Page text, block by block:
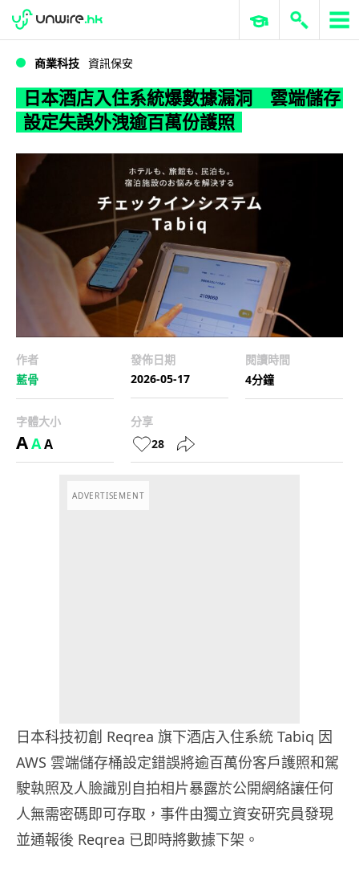
WWDC 2026 ERP 與商業 AI
商業科技 資訊保安
日本酒店入住系統爆數據漏洞 雲端儲存
設定失誤外洩逾百萬份護照
作者
藍骨
發佈日期
2026-05-17
閱讀時間
4分鐘
字體大小
AAA
分享
28
ADVERTISEMENT
日本科技初創 Reqrea 旗下酒店入住系統 Tabiq 因
AWS 雲端儲存桶設定錯誤將逾百萬份客戶護照和駕
駛執照及人臉識別自拍相片暴露於公開網絡讓任何
人無需密碼即可存取，事件由獨立資安研究員發現
並通報後 Reqrea 已即時將數據下架。